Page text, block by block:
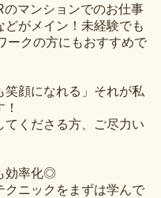
のマンションでのお仕事
がメイン！未経験でも
ークの方にもおすすめで
笑顔になれる」それが私
てくださる方、ご尽力い
効率化◎
クニックをまずは学んで